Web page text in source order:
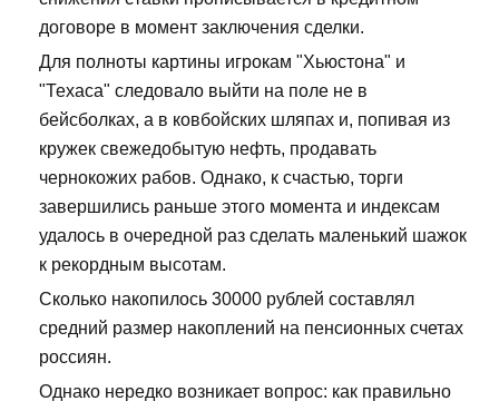
договоре в момент заключения сделки.
Для полноты картины игрокам "Хьюстона" и
"Техаса" следовало выйти на поле не в
бейсболках, а в ковбойских шляпах и, попивая из
кружек свежедобытую нефть, продавать
чернокожих рабов. Однако, к счастью, торги
завершились раньше этого момента и индексам
удалось в очередной раз сделать маленький шажок
к рекордным высотам.
Сколько накопилось 30000 рублей составлял
средний размер накоплений на пенсионных счетах
россиян.
Однако нередко возникает вопрос: как правильно